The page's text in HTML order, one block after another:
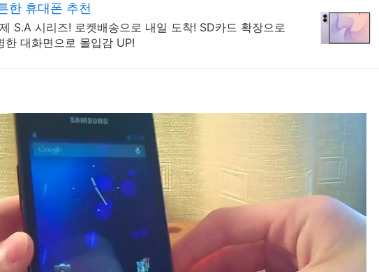
한 휴대폰 추천
S.A 시리즈! 로켓배송으로 내일 도착! SD카드 확장으로
한 대화면으로 몰입감 UP!